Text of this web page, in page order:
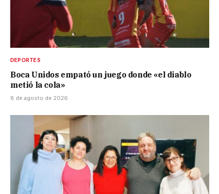
DEPORTES
Boca Unidos empató un juego donde «el diablo
metió la cola»
8 de agosto de 2026